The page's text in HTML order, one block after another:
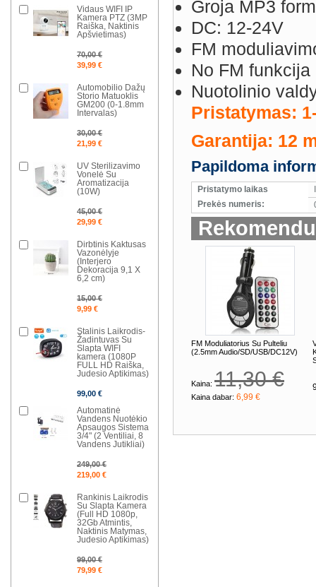
Groja MP3
DC: 12-24V
FM
No FM funkcija
Nuotolinio
Pristatymas:
Garantija: 12
Papildoma
Pristatymo laikas
Prekės numeris:
FM Moduliatorius Su Pulteliu
(2.5mm Audio/SD/USB/DC12V)
Kaina: 11,30 €
Kaina dabar: 6,99 €
Vidaus WIFI IP
Kamera PTZ (3MP
Raiška, Naktinis
Apšvietimas)
70,00 €
39,99 €
Automobilio Dažų
Storio Matuoklis
GM200 (0-1.8mm
Intervalas)
30,00 €
21,99 €
UV Sterilizavimo
Vonelė Su
Aromatizacija
(10W)
45,00 €
29,99 €
Dirbtinis Kaktusas
Vazonėlyje
(Interjero
Dekoracija 9,1 X
6,2 cm)
15,00 €
9,99 €
Stalinis Laikrodis-
Žadintuvas Su
Slapta WIFI
kamera (1080P
FULL HD Raiška,
Judesio Aptikimas)
99,00 €
Automatinė
Vandens Nuotėkio
Apsaugos Sistema
3/4" (2 Ventiliai, 8
Vandens Jutikliai)
249,00 €
219,00 €
Rankinis Laikrodis
Su Slapta Kamera
(Full HD 1080p,
32Gb Atmintis,
Naktinis Matymas,
Judesio Aptikimas)
99,00 €
79,99 €